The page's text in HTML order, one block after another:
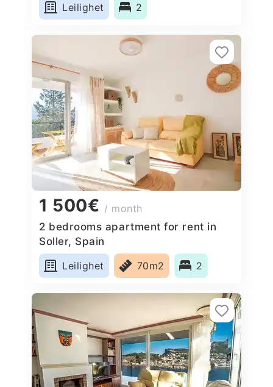
Leilighet
2
1 500€ / month
2 bedrooms apartment for rent in
Soller, Spain
Leilighet
70m2 2